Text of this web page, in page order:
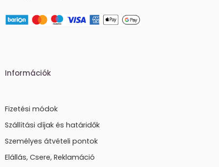
Információk
Fizetési módok
Szállítási díjak és határidők
Személyes átvételi pontok
Elállás, Csere, Reklamáció